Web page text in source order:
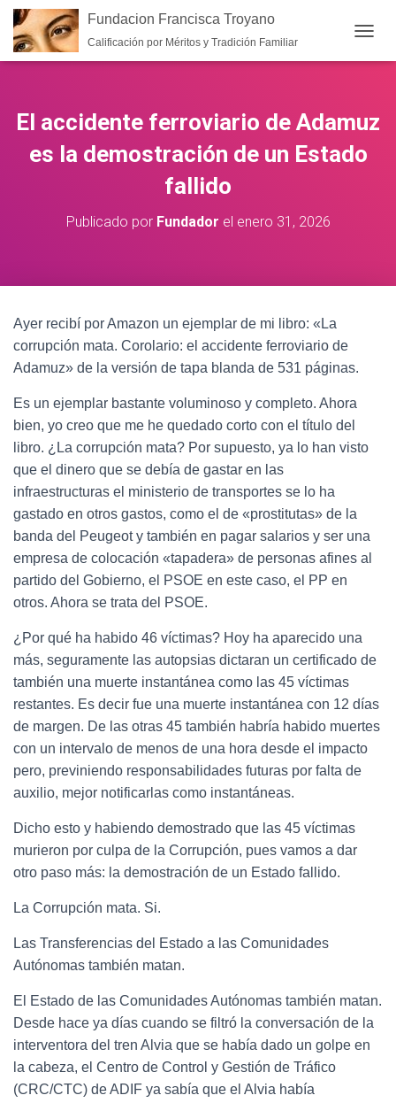
Fundacion Francisca Troyano
Calificación por Méritos y Tradición Familiar
El accidente ferroviario de Adamuz
es la demostración de un Estado
fallido
Publicado por Fundador el enero 31, 2026
Ayer recibí por Amazon un ejemplar de mi libro: «La
corrupción mata. Corolario: el accidente ferroviario de
Adamuz» de la versión de tapa blanda de 531 páginas.
Es un ejemplar bastante voluminoso y completo. Ahora
bien, yo creo que me he quedado corto con el título del
libro. ¿La corrupción mata? Por supuesto, ya lo han visto
que el dinero que se debía de gastar en las
infraestructuras el ministerio de transportes se lo ha
gastado en otros gastos, como el de «prostitutas» de la
banda del Peugeot y también en pagar salarios y ser una
empresa de colocación «tapadera» de personas afines al
partido del Gobierno, el PSOE en este caso, el PP en
otros. Ahora se trata del PSOE.
¿Por qué ha habido 46 víctimas? Hoy ha aparecido una
más, seguramente las autopsias dictaran un certificado de
también una muerte instantánea como las 45 víctimas
restantes. Es decir fue una muerte instantánea con 12 días
de margen. De las otras 45 también habría habido muertes
con un intervalo de menos de una hora desde el impacto
pero, previniendo responsabilidades futuras por falta de
auxilio, mejor notificarlas como instantáneas.
Dicho esto y habiendo demostrado que las 45 víctimas
murieron por culpa de la Corrupción, pues vamos a dar
otro paso más: la demostración de un Estado fallido.
La Corrupción mata. Si.
Las Transferencias del Estado a las Comunidades
Autónomas también matan.
El Estado de las Comunidades Autónomas también matan.
Desde hace ya días cuando se filtró la conversación de la
interventora del tren Alvia que se había dado un golpe en
la cabeza, el Centro de Control y Gestión de Tráfico
(CRC/CTC) de ADIF ya sabía que el Alvia había